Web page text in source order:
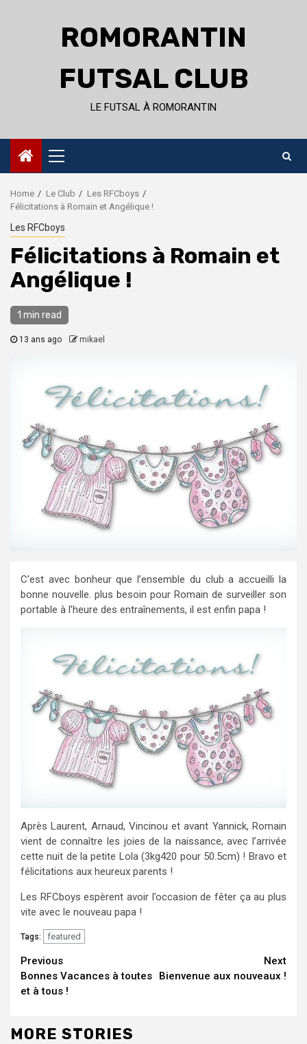
ROMORANTIN
FUTSAL CLUB
LE FUTSAL À ROMORANTIN
Primary
Menu
Home Le Club
Les RFCboys
Félicitations à Romain et Angélique !
Les RFCboys
Félicitations à Romain et
Angélique !
1 min read
13 ans ago mikael
C’est avec bonheur que l’ensemble du club a accueilli la
bonne nouvelle. plus besoin pour Romain de surveiller son
portable à l’heure des entraînements, il est enfin papa !
Après Laurent, Arnaud, Vincinou et avant Yannick, Romain
vient de connaître les joies de la naissance, avec l’arrivée
cette nuit de la petite Lola (3kg420 pour 50.5cm) ! Bravo et
félicitations aux heureux parents !
Les RFCboys espèrent avoir l’occasion de fêter ça au plus
vite avec le nouveau papa !
Tags: featured
Continue
Reading
Previous
Bonnes Vacances à toutes
et à tous !
Next
Bienvenue aux nouveaux !
MORE STORIES